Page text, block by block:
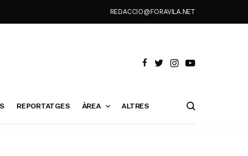
REDACCIO@FORAVILA.NET
REPORTATGES ÀREA ALTRES